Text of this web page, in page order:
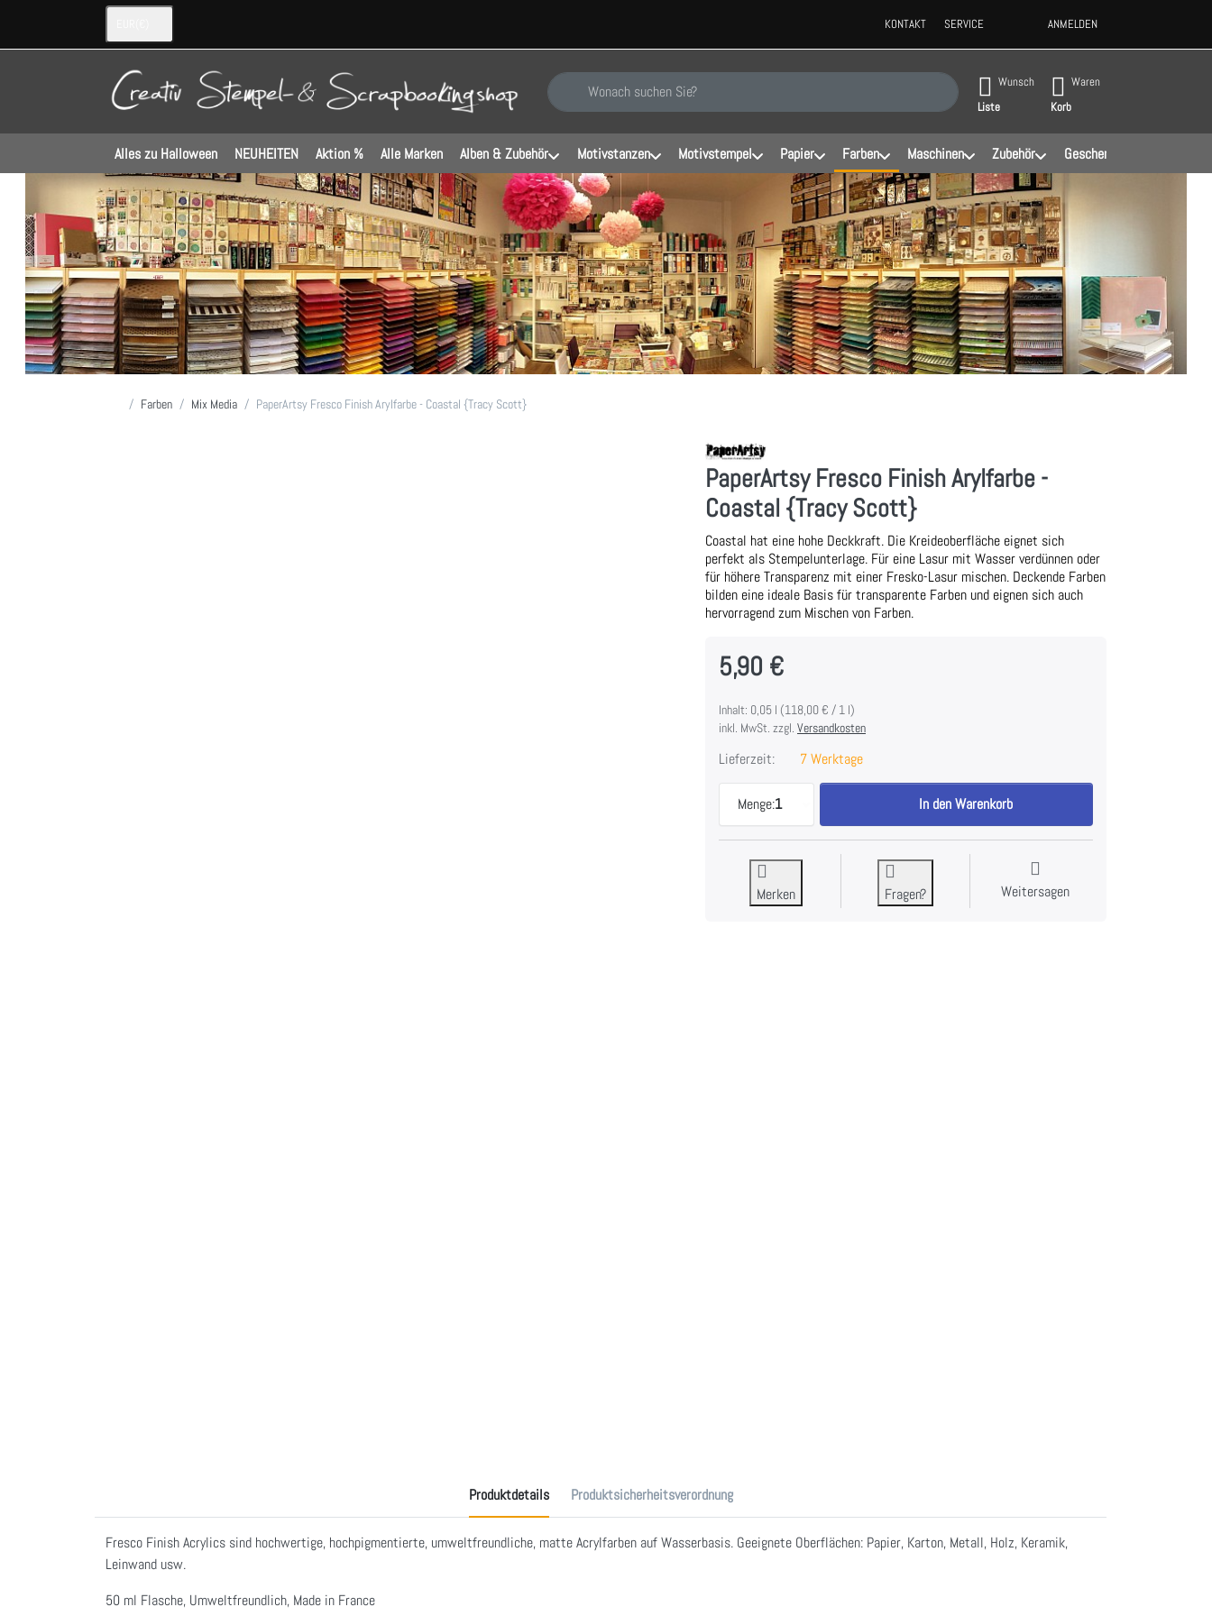
KONTAKT SERVICE ANMELDEN
Geben Sie einen Suchbegriff ein. Während Sie tippen, erscheinen automatisch erste Ergebnisse. Drücken Sie die
Wunsch
Liste
Waren
Korb
Alles zu Halloween NEUHEITEN Aktion % Alle Marken Alben & Zubehör Motivstanzen Motivstempel Papier Farben Maschinen Zubehör Geschenke
Startseite
Farben Mix Media PaperArtsy Fresco Finish Arylfarbe - Coastal {Tracy Scott}
PaperArtsy Fresco Finish Arylfarbe -
Coastal {Tracy Scott}
Coastal hat eine hohe Deckkraft. Die Kreideoberfläche eignet sich
perfekt als Stempelunterlage. Für eine Lasur mit Wasser verdünnen oder
für höhere Transparenz mit einer Fresko-Lasur mischen. Deckende Farben
bilden eine ideale Basis für transparente Farben und eignen sich auch
hervorragend zum Mischen von Farben.
5,90 €
Inhalt: 0,05 l (118,00 € / 1 l)
inkl. MwSt. zzgl. Versandkosten
Lieferzeit: 7 Werktage
Menge:1
PaperArtsy Fresco Finish Arylfarbe - Coastal {Tracy Scott} zu 5,90 €,
In den Warenkorb
Merken Fragen? Weitersagen
Produktdetails Produktsicherheitsverordnung
Fresco Finish Acrylics sind hochwertige, hochpigmentierte, umweltfreundliche, matte Acrylfarben auf Wasserbasis. Geeignete Oberflächen: Papier, Karton, Metall, Holz, Keramik,
Leinwand usw.
50 ml Flasche, Umweltfreundlich, Made in France